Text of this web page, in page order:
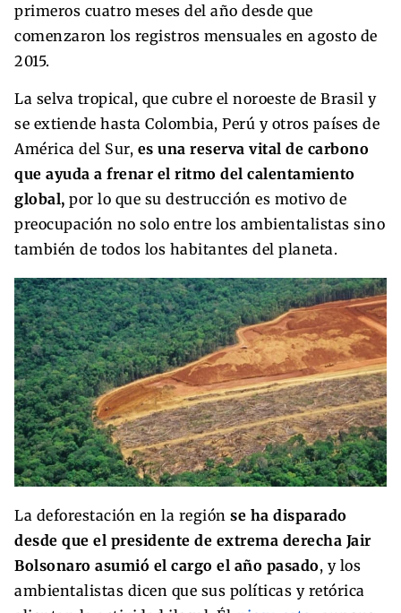
primeros cuatro meses del año desde que
comenzaron los registros mensuales en agosto de
2015.
La selva tropical, que cubre el noroeste de Brasil y
se extiende hasta Colombia, Perú y otros países de
América del Sur, es una reserva vital de carbono
que ayuda a frenar el ritmo del calentamiento
global, por lo que su destrucción es motivo de
preocupación no solo entre los ambientalistas sino
también de todos los habitantes del planeta.
La deforestación en la región se ha disparado
desde que el presidente de extrema derecha Jair
Bolsonaro asumió el cargo el año pasado, y los
ambientalistas dicen que sus políticas y retórica